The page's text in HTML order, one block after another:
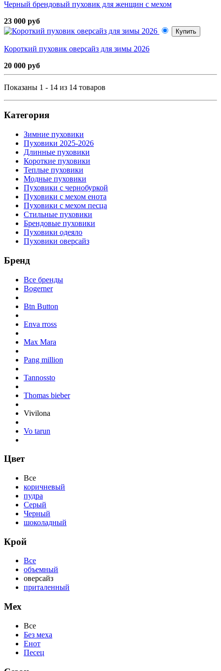
Черный брендовый пуховик для женщин с мехом
23 000 руб
Купить
Короткий пуховик оверсайз для зимы 2026
20 000 руб
Показаны 1 - 14 из 14 товаров
Категория
Зимние пуховики
Пуховики 2025-2026
Длинные пуховики
Короткие пуховики
Теплые пуховики
Модные пуховики
Пуховики с чернобуркой
Пуховики с мехом енота
Пуховики с мехом песца
Стильные пуховики
Брендовые пуховики
Пуховики одеяло
Пуховики оверсайз
Бренд
Все бренды
Bogerner
Btn Button
Enva rross
Max Mara
Pang million
Tannossto
Thomas bieber
Vivilona
Vo tarun
Цвет
Все
коричневый
пудра
Серый
Черный
шоколадный
Крой
Все
объемный
оверсайз
приталенный
Мех
Все
Без меха
Енот
Песец